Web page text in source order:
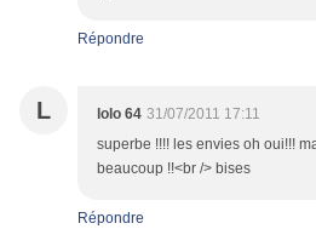
Répondre
L lolo 64 31/07/2011 17:11
superbe !!!! les envies oh oui!!!
beaucoup !!<br /> bises
Répondre